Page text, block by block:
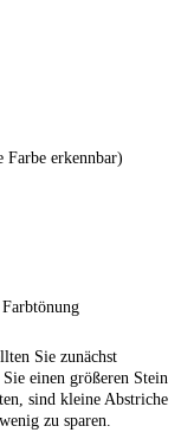
erkennbar)
Sie zunächst
einen größeren Stein
sind kleine Abstriche
zu sparen.